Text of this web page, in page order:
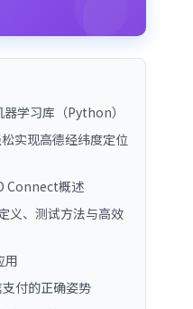
学习库（Python）
实现高德经纬度定位
Connect概述
义、测试方法与高效
用
付的正确姿势